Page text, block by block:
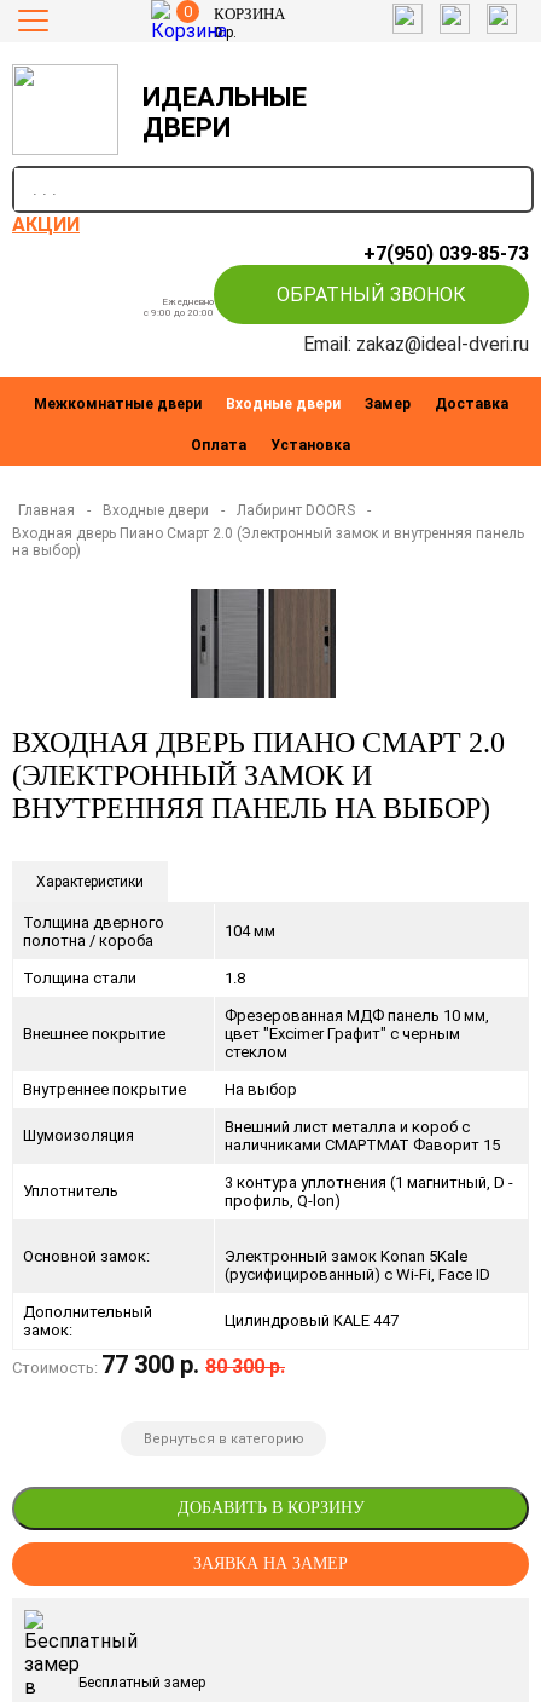
0 КОРЗИНА
0р.
ИДЕАЛЬНЫЕ
ДВЕРИ
АКЦИИ
+7(950) 039-85-73
Ежедневно
c 9:00 до 20:00
ОБРАТНЫЙ ЗВОНОК
Email: zakaz@ideal-dveri.ru
Межкомнатные двери Входные двери Замер Доставка
Оплата Установка
Главная - Входные двери - Лабиринт DOORS
-
Входная дверь Пиано Смарт 2.0 (Электронный замок и внутренняя панель
на выбор)
ВХОДНАЯ ДВЕРЬ ПИАНО СМАРТ 2.0
(ЭЛЕКТРОННЫЙ ЗАМОК И
ВНУТРЕННЯЯ ПАНЕЛЬ НА ВЫБОР)
Характеристики
Толщина дверного
полотна / короба
104 мм
Толщина стали 1.8
Внешнее покрытие
Фрезерованная МДФ панель 10 мм,
цвет "Excimer Графит" с черным
стеклом
Внутреннее покрытие На выбор
Шумоизоляция
Внешний лист металла и короб с
наличниками СМАРТМАТ Фаворит 15
Уплотнитель
3 контура уплотнения (1 магнитный, D -
профиль, Q-lon)
Основной замок:
Электронный замок Konan 5Kale
(русифицированный) с Wi-Fi, Face ID
Дополнительный
замок:
Цилиндровый KALE 447
Стоимость: 77 300 р. 80 300 р.
Вернуться в категорию
ДОБАВИТЬ В КОРЗИНУ
ЗАЯВКА НА ЗАМЕР
Бесплатный замер